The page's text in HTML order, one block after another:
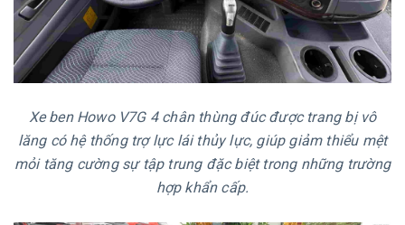
Xe ben Howo V7G 4 chân thùng đúc được trang bị vô
lăng có hệ thống trợ lực lái thủy lực, giúp giảm thiểu mệt
mỏi tăng cường sự tập trung đặc biệt trong những trường
hợp khẩn cấp.